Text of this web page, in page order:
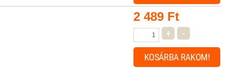
2 489 Ft
+ -
KOSÁRBA RAKOM!